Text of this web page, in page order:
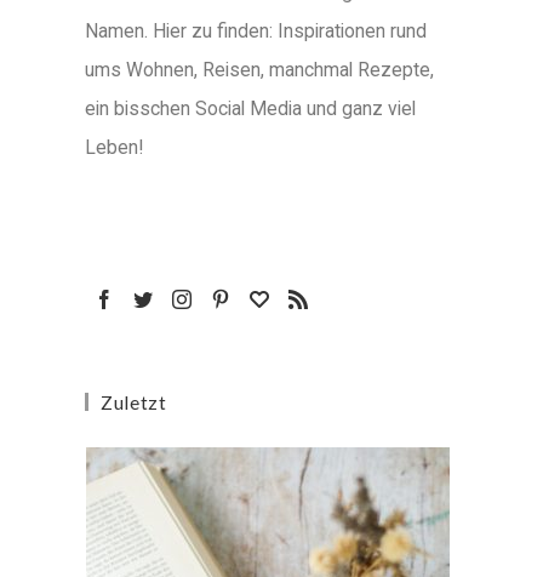
Namen. Hier zu finden: Inspirationen rund
ums Wohnen, Reisen, manchmal Rezepte,
ein bisschen Social Media und ganz viel
Leben!
Zuletzt